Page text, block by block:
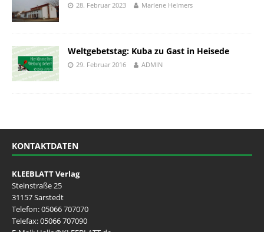
28. Februar 2023 Marlene Helmers
Weltgebetstag: Kuba zu Gast in Heisede
29. Februar 2016 ADMIN
KONTAKTDATEN
KLEEBLATT Verlag
Steinstraße 25
31157 Sarstedt
Telefon:05066 707070
Telefax: 05066 707090